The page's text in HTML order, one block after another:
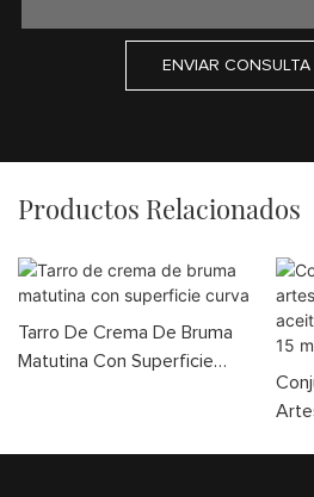
ENVIAR
Productos Relacionados
Tarro De Crema De Bruma
Matutina Con Superficie